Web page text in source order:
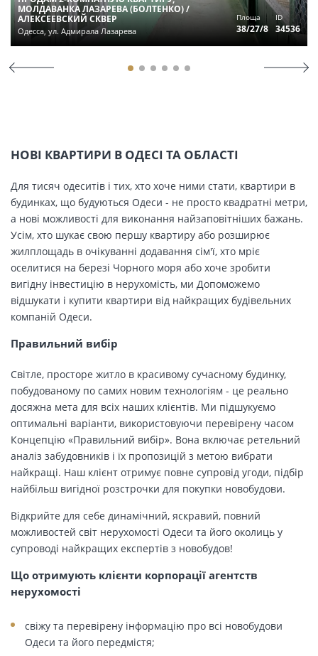
МОЛДАВАНКА ЛАЗАРЕВА (БОЛТЕНКО) /
АЛЕКСЕЕВСКИЙ СКВЕР
Одесса, ул. Адмирала Лазарева
Площа
38/27/8
ID
34536
НОВІ КВАРТИРИ В ОДЕСІ ТА ОБЛАСТІ
Для тисяч одеситів і тих, хто хоче ними стати, квартири в
будинках, що будуються Одеси - не просто квадратні метри,
а нові можливості для виконання найзаповітніших бажань.
Усім, хто шукає свою першу квартиру або розширює
жилплощадь в очікуванні додавання сім'ї, хто мріє
оселитися на березі Чорного моря або хоче зробити
вигідну інвестицію в нерухомість, ми Допоможемо
відшукати і купити квартири від найкращих будівельних
компаній Одеси.
Правильний вибір
Світле, просторе житло в красивому сучасному будинку,
побудованому по самих новим технологіям - це реально
досяжна мета для всіх наших клієнтів. Ми підшукуємо
оптимальні варіанти, використовуючи перевірену часом
Концепцію «Правильний вибір». Вона включає ретельний
аналіз забудовників і їх пропозицій з метою вибрати
найкращі. Наш клієнт отримує повне супровід угоди, підбір
найбільш вигідної розстрочки для покупки новобудови.
Відкрийте для себе динамічний, яскравий, повний
можливостей світ нерухомості Одеси та його околиць у
супроводі найкращих експертів з новобудов!
Що отримують клієнти корпорації агентств
нерухомості
свіжу та перевірену інформацію про всі новобудови
Одеси та його передмістя;